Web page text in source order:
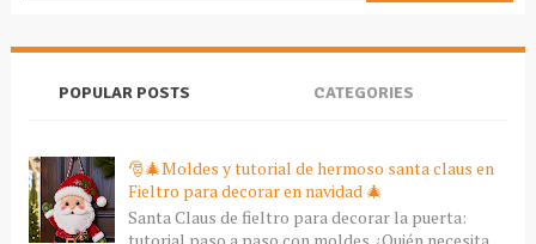
POPULAR POSTS CATEGORIES
🎅🎄Moldes y tutorial de hermoso santa claus en
Fieltro para decorar en navidad 🎄
Santa Claus de fieltro para decorar la puerta: